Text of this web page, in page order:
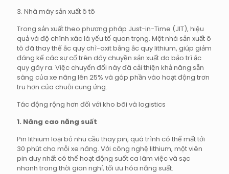
3. Nhà máy sản xuất ô tô
Trong sản xuất theo phương pháp Just-in-Time (JIT), hiệu
quả và độ chính xác là yếu tố quan trọng. Một nhà sản xuất ô
tô đã thay thế ắc quy chì-axit bằng ắc quy lithium, giúp giảm
đáng kể các sự cố trên dây chuyền sản xuất do bảo trì ắc
quy gây ra. Việc chuyển đổi này đã cải thiện khả năng sẵn
sàng của xe nâng lên 25% và góp phần vào hoạt động trơn
tru hơn của chuỗi cung ứng.
Tác động rộng hơn đối với kho bãi và logistics
1. Nâng cao năng suất
Pin lithium loại bỏ nhu cầu thay pin, quá trình có thể mất tới
30 phút cho mỗi xe nâng. Với công nghệ lithium, một viên
pin duy nhất có thể hoạt động suốt ca làm việc và sạc
nhanh trong thời gian nghỉ, tối ưu hóa năng suất.